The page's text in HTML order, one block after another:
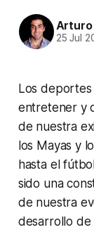
Arturo
25 Jul
Los
entretener y
de nuestra
los Mayas y
hasta el
sido una
de nuestra
desarrollo de